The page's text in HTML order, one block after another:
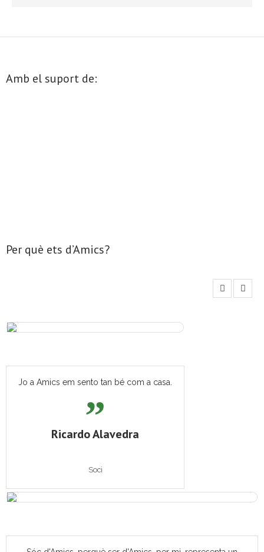
- Grup d’Opinió
Amb el suport de:
Per què ets d’Amics?
Jo a Amics em sento tan bé com a casa.
Ricardo Alavedra
Soci